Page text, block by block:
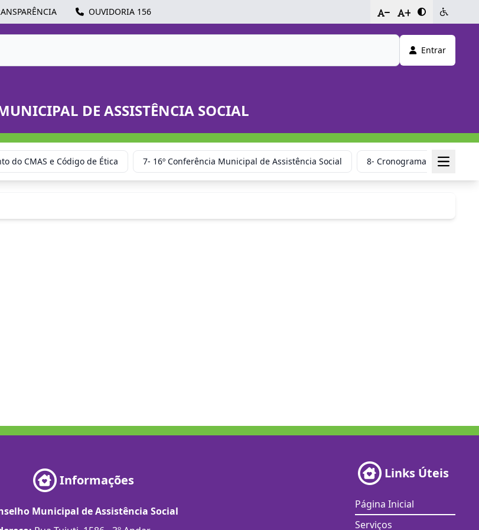
OUVIDORIA 156 - +
Entrar
DE ASSISTÊNCIA SOCIAL
do CMAS e Código de Ética 7- 16º Conferência Municipal de Assistência Social 8- Cronograma das
Informações
Municipal de Assistência Social
Links Úteis
Página Inicial
Serviços